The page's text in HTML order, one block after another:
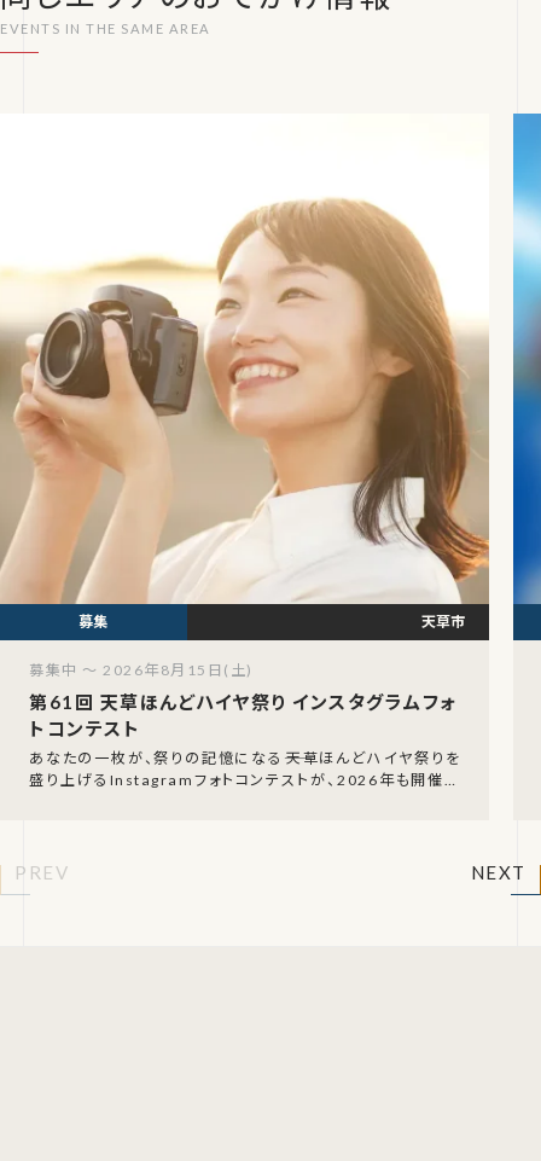
第61回 天草ほんどハイヤ祭り インスタグラムフォ
トコンテスト
あなたの一枚が、祭りの記憶になる――天草ほんどハイヤ祭りを
盛り上げるInstagramフォトコンテストが、2026年も開催さ
天草市
募集中 ～ 2026年8月15日(土)
PREV NEXT